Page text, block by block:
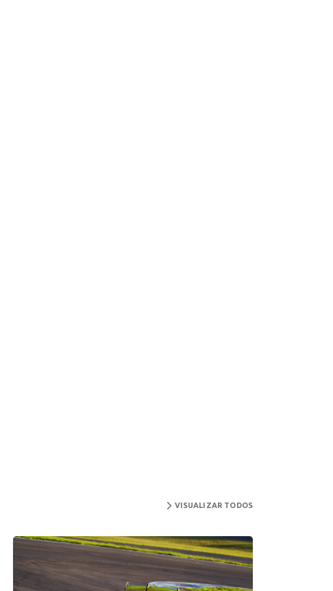
VISUALIZAR TODOS